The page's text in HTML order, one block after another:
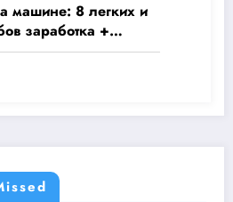
машине: 8 легких и
заработка +
дохода на